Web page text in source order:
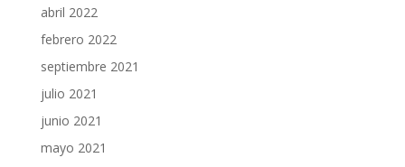
abril 2022
febrero 2022
septiembre 2021
julio 2021
junio 2021
mayo 2021